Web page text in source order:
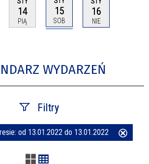
14
PIĄ
15
SOB
16
NIE
WYDARZEŃ
Filtry
od 13.01.2022 do 13.01.2022